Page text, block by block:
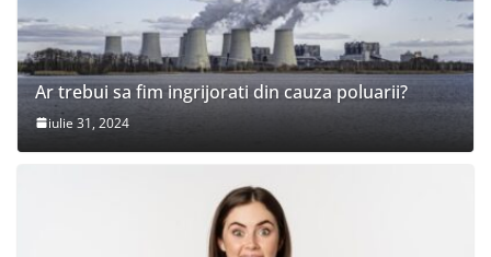
Ar trebui sa fim ingrijorati din cauza poluarii?
iulie 31, 2024